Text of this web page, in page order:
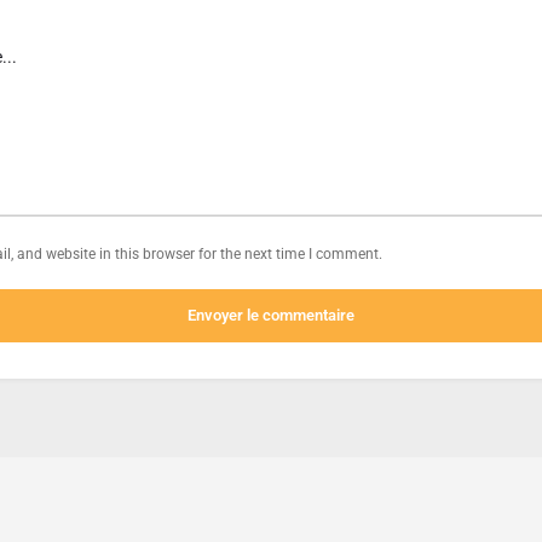
and website in this browser for the next time I comment.
Envoyer le commentaire